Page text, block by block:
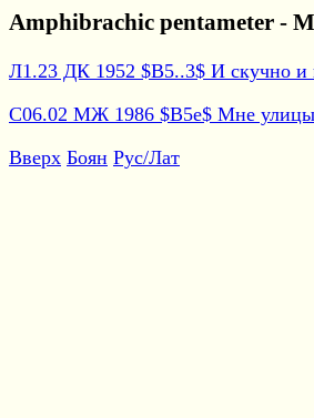
Amphibrachic pentameter -
Л1.23 ДК 1952 $B5..3$ И скучно и
С06.02 МЖ 1986 $B5e$ Мне улицы
Вверх Боян Рус/Лат